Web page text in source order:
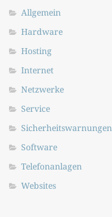
Allgemein
Hardware
Hosting
Internet
Netzwerke
Service
Sicherheitswarnungen
Software
Telefonanlagen
Websites